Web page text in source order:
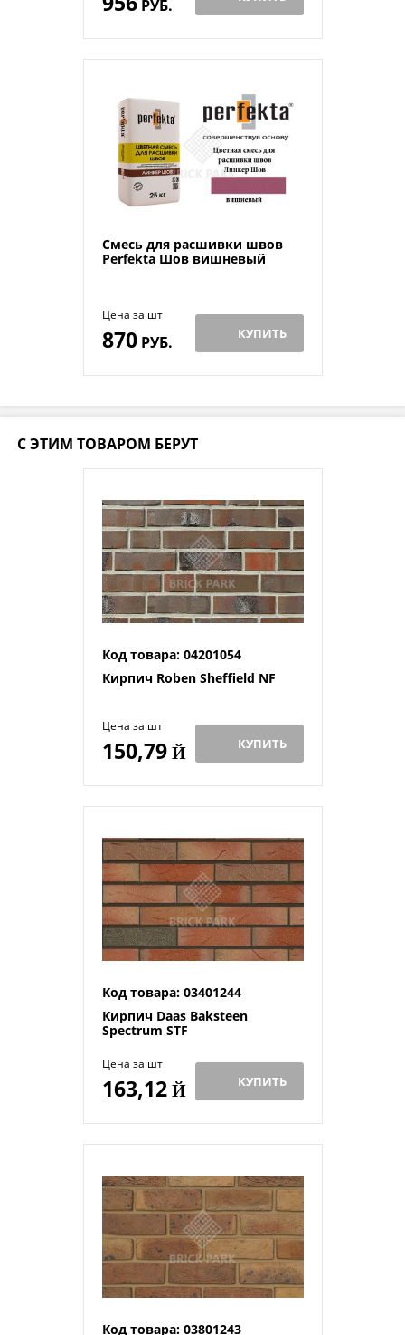
РУБ.
Смесь для расшивки швов
Perfekta Шов вишневый
Цена за шт
870РУБ. КУПИТЬ
С ЭТИМ ТОВАРОМ БЕРУТ
Код товара: 04201054
Кирпич Roben Sheffield NF
Цена за шт
150,79Й КУПИТЬ
Код товара: 03401244
Кирпич Daas Baksteen
Spectrum STF
Цена за шт
163,12Й КУПИТЬ
Код товара: 03801243